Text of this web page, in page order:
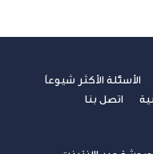
الأسئلة الأكثر شيوعاً
اتصل بنا